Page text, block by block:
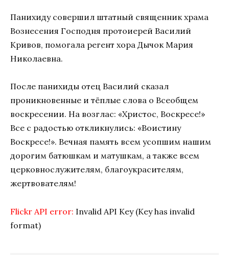
Панихиду совершил штатный священник храма
Вознесения Господня протоиерей Василий
Кривов, помогала регент хора Дычок Мария
Николаевна.
После панихиды отец Василий сказал
проникновенные и тёплые слова о Всеобщем
воскресении. На возглас: «Христос, Воскресе!»
Все с радостью откликнулись: «Воистину
Воскресе!». Вечная память всем усопшим нашим
дорогим батюшкам и матушкам, а также всем
церковнослужителям, благоукрасителям,
жертвователям!
Flickr API error: Invalid API Key (Key has invalid
format)